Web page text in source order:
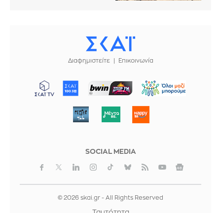
Διαφημιστείτε Επικοινωνία
ΜΠΟΡΟΥΜΕ
SOCIAL MEDIA
© 2026 skai.gr - All Rights Reserved